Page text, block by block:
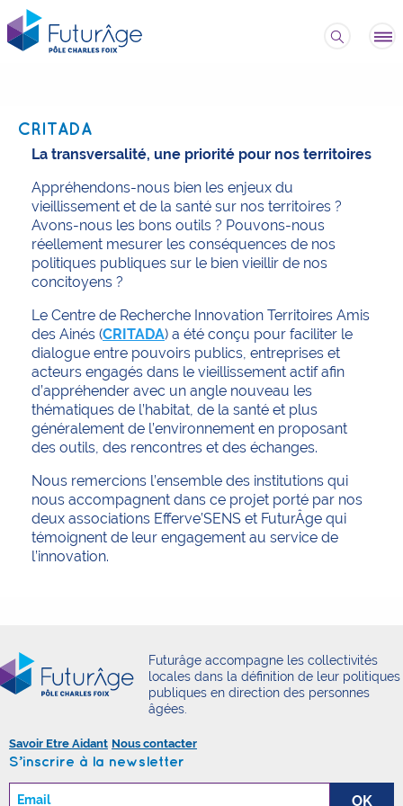
CRITADA
La transversalité, une priorité pour nos territoires
Appréhendons-nous bien les enjeux du
vieillissement et de la santé sur nos territoires ?
Avons-nous les bons outils ? Pouvons-nous
réellement mesurer les conséquences de nos
politiques publiques sur le bien vieillir de nos
concitoyens ?
Le Centre de Recherche Innovation Territoires Amis
des Ainés (CRITADA) a été conçu pour faciliter le
dialogue entre pouvoirs publics, entreprises et
acteurs engagés dans le vieillissement actif afin
d’appréhender avec un angle nouveau les
thématiques de l’habitat, de la santé et plus
généralement de l’environnement en proposant
des outils, des rencontres et des échanges.
Nous remercions l’ensemble des institutions qui
nous accompagnent dans ce projet porté par nos
deux associations Efferve’SENS et FuturÂge qui
témoignent de leur engagement au service de
l’innovation.
Futurâge accompagne les collectivités
locales dans la définition de leur politiques
publiques en direction des personnes
âgées.
Savoir Etre Aidant Nous contacter
S’inscrire à la newsletter